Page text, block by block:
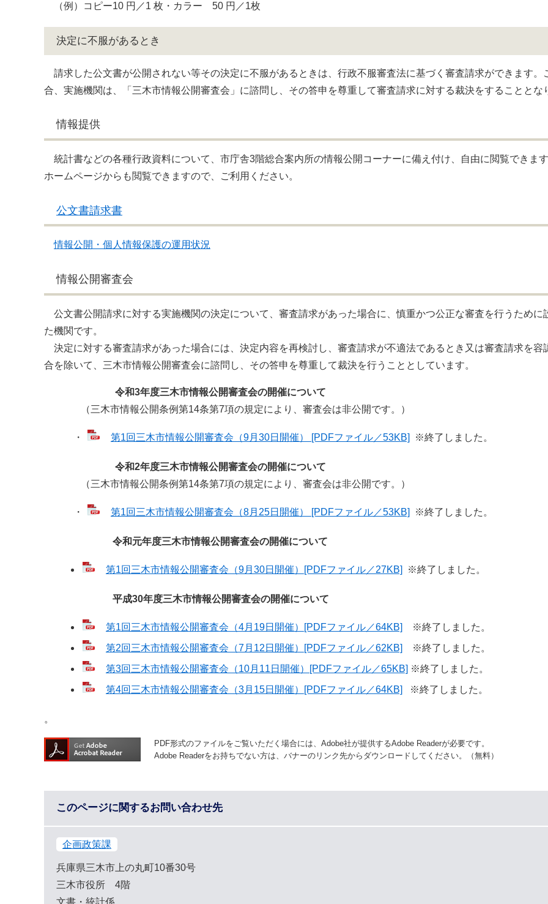
（例）コピー10 円／1 枚・カラー 50 円／1枚
決定に不服があるとき
請求した公文書が公開されない等その決定に不服があるときは、行政不服審査法に基づく審査請求ができます。
合、実施機関は、「三木市情報公開審査会」に諮問し、その答申を尊重して審査請求に対する裁決をすることとな
情報提供
統計書などの各種行政資料について、市庁舎3階総合案内所の情報公開コーナーに備え付け、自由に閲覧できま
ホームページからも閲覧できますので、ご利用ください。
公文書請求書
情報公開・個人情報保護の運用状況
情報公開審査会
公文書公開請求に対する実施機関の決定について、審査請求があった場合に、慎重かつ公正な審査を行うために
た機関です。
決定に対する審査請求があった場合には、決定内容を再検討し、審査請求が不適法であるとき又は審査請求を容
合を除いて、三木市情報公開審査会に諮問し、その答申を尊重して裁決を行うこととしています。
令和3年度三木市情報公開審査会の開催について
（三木市情報公開条例第14条第7項の規定により、審査会は非公開です。）
・ 第1回三木市情報公開審査会（9月30日開催） [PDFファイル／53KB] ※終了しました。
令和2年度三木市情報公開審査会の開催について
（三木市情報公開条例第14条第7項の規定により、審査会は非公開です。）
・ 第1回三木市情報公開審査会（8月25日開催） [PDFファイル／53KB] ※終了しました。
令和元年度三木市情報公開審査会の開催について
第1回三木市情報公開審査会（9月30日開催）[PDFファイル／27KB] ※終了しました。
平成30年度三木市情報公開審査会の開催について
第1回三木市情報公開審査会（4月19日開催）[PDFファイル／64KB]
※終了しました。
第2回三木市情報公開審査会（7月12日開催）[PDFファイル／62KB]
※終了しました。
第3回三木市情報公開審査会（10月11日開催）[PDFファイル／65KB] ※終了しました。
第4回三木市情報公開審査会（3月15日開催）[PDFファイル／64KB]
※終了しました。
。
PDF形式のファイルをご覧いただく場合には、Adobe社が提供するAdobe Readerが必要です。
Adobe Readerをお持ちでない方は、バナーのリンク先からダウンロードしてください。（無料）
このページに関するお問い合わせ先
企画政策課
兵庫県三木市上の丸町10番30号
三木市役所 4階
文書・統計係